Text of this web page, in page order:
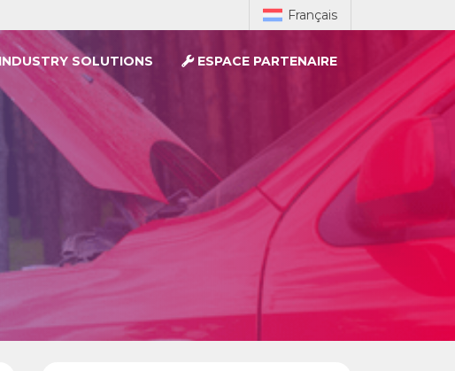
Français
INDUSTRY SOLUTIONS ESPACE PARTENAIRE